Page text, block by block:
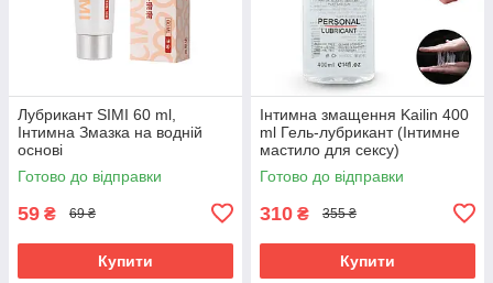
Лубрикант SIMI 60 ml,
Інтимна Змазка на водній
основі
Готово до відправки
59 ₴ 69 ₴
Купити
Інтимна змащення Kailin 400
ml Гель-лубрикант (Інтимне
мастило для сексу)
Готово до відправки
310 ₴ 355 ₴
Купити